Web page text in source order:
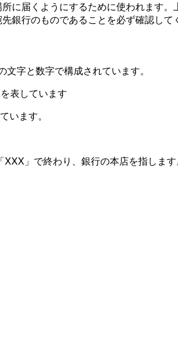
に届くようにするために使われます
行のものであることを必ず確認して
字と数字で構成されています。
表しています
います。
」で終わり、銀行の本店を指します